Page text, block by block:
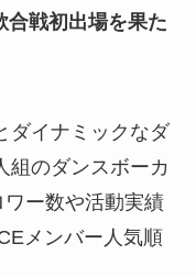
合戦初出場を果た
ダイナミックなダ
組のダンスボーカ
ー数や活動実績
メンバー人気順